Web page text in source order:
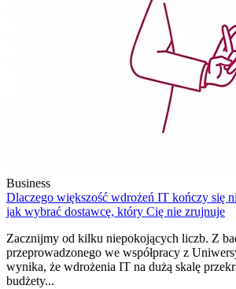
Business
Dlaczego większość wdrożeń IT kończy się
jak wybrać dostawcę, który Cię nie zrujnuje
Zacznijmy od kilku niepokojących liczb. Z
przeprowadzonego we współpracy z
wynika, że wdrożenia IT na dużą skalę
budżety...